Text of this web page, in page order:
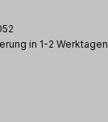
in 1-2 Werktagen